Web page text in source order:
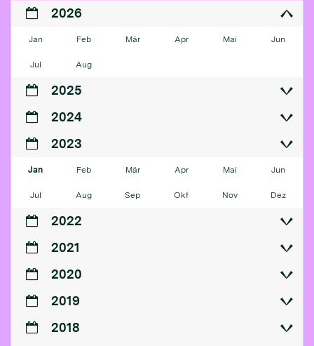
2026
Jan Feb Mär Apr Mai Jun
Jul Aug
2025
2024
2023
Jan Feb Mär Apr Mai Jun
Jul Aug Sep Okt Nov Dez
2022
2021
2020
2019
2018